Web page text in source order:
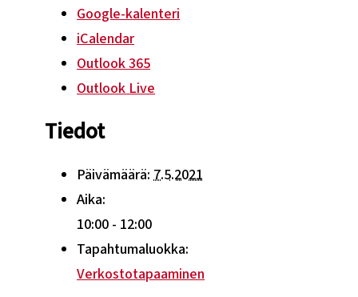
Google-kalenteri
iCalendar
Outlook 365
Outlook Live
Tiedot
Päivämäärä:7.5.2021
Aika:
10:00 - 12:00
Tapahtumaluokka:
Verkostotapaaminen